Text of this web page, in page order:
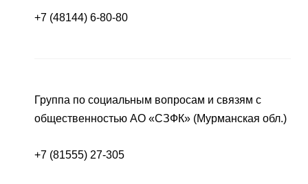
+7 (48144) 6-80-80
Группа по социальным вопросам и связям с
общественностью АО «СЗФК» (Мурманская обл.)
+7 (81555) 27-305